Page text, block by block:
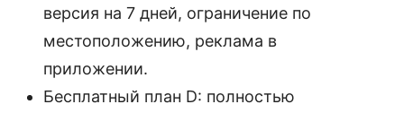
версия на 7 дней, ограничение по
местоположению, реклама в
приложении.
Бесплатный план D: полностью